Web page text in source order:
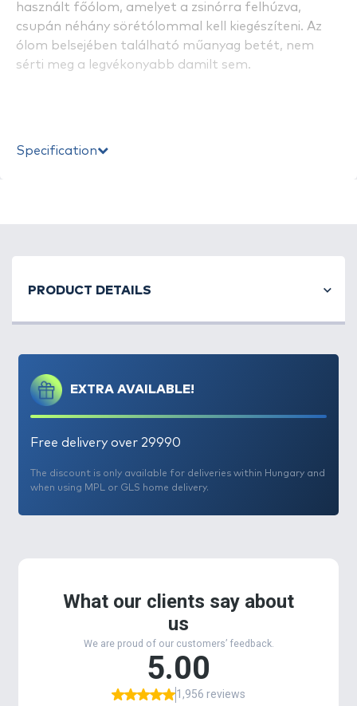
használt főólom, amelyet a zsinórra felhúzva,
csupán néhány sörétólommal kell kiegészíteni. Az
ólom belsejében található műanyag betét, nem
sérti meg a legvékonyabb damilt sem.
Specification
EXTRA AVAILABLE!
Free delivery over 29990
The discount is only available for deliveries within Hungary and
when using MPL or GLS home delivery.
PRODUCT DETAILS